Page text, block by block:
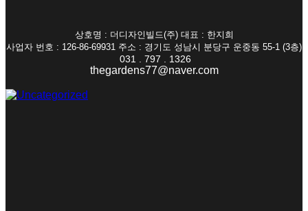
상호명 : 더디자인빌드(주) 대표 : 한지희
사업자 번호 : 126-86-69931 주소 : 경기도 성남시 분당구 운중동 55-1 (3층)
031 . 797 . 1326
thegardens77@naver.com